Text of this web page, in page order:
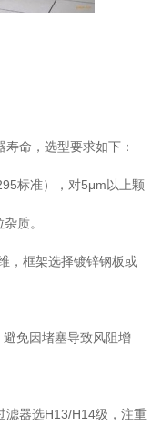
命，选型要求如下：
标准），对5μm以上颗
质。
框架选择镀锌钢板或
免因堵塞导致风阻增
器选H13/H14级，注重